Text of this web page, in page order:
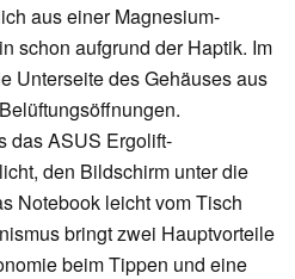
aus einer Magnesium-
schon aufgrund der Haptik. Im
Unterseite des Gehäuses aus
das ASUS Ergolift-
den Bildschirm unter die
Notebook leicht vom Tisch
bringt zwei Hauptvorteile
beim Tippen und eine